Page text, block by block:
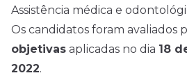
Assistência médica e
Os candidatos foram avaliados
objetivas aplicadas no dia 18
2022.